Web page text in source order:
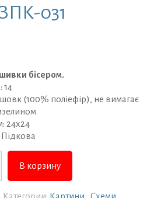
031
бісером.
14
(100% поліефір), не вимагає
24х24
В корзину
Категории: Картини. Схеми